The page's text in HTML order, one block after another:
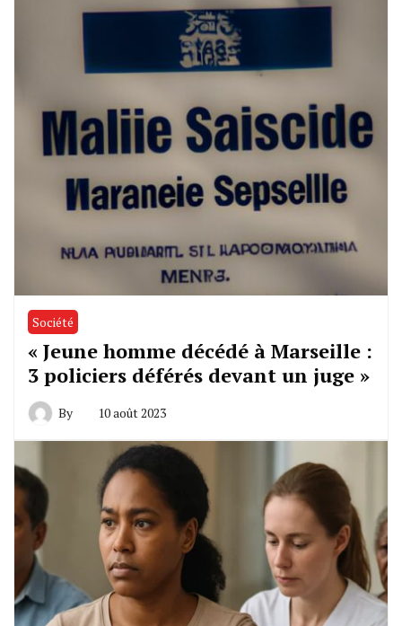
Société
« Jeune homme décédé à Marseille :
3 policiers déférés devant un juge »
By 10 août 2023